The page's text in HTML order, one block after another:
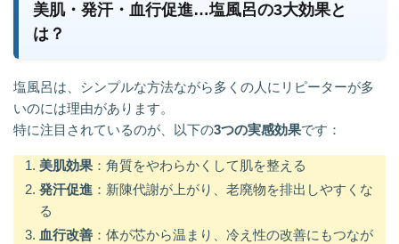
美肌・発汗・血行促進…塩風呂の3大効果と
は？
塩風呂は、シンプルな方法ながら多くの人にリピーターが多
いのには理由があります。
特に注目されているのが、以下の3つの実感効果です：
美肌効果 ：角質をやわらかくして肌を整える
発汗促進 ：新陳代謝が上がり、老廃物を排出しやすくな
る
血行改善 ：体が芯から温まり、冷え性の改善にもつなが